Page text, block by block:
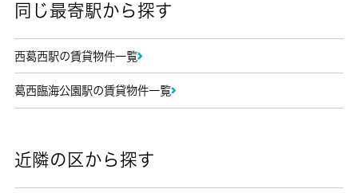
同じ最寄駅から探す
西葛西駅の賃貸物件一覧
葛西臨海公園駅の賃貸物件一覧
近隣の区から探す